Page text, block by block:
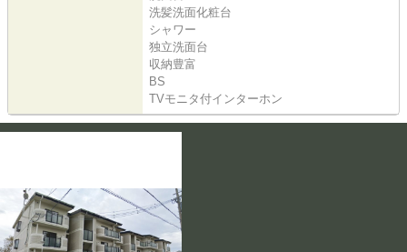
洗髪洗面化粧台
シャワー
独立洗面台
収納豊富
BS
TVモニタ付インターホン